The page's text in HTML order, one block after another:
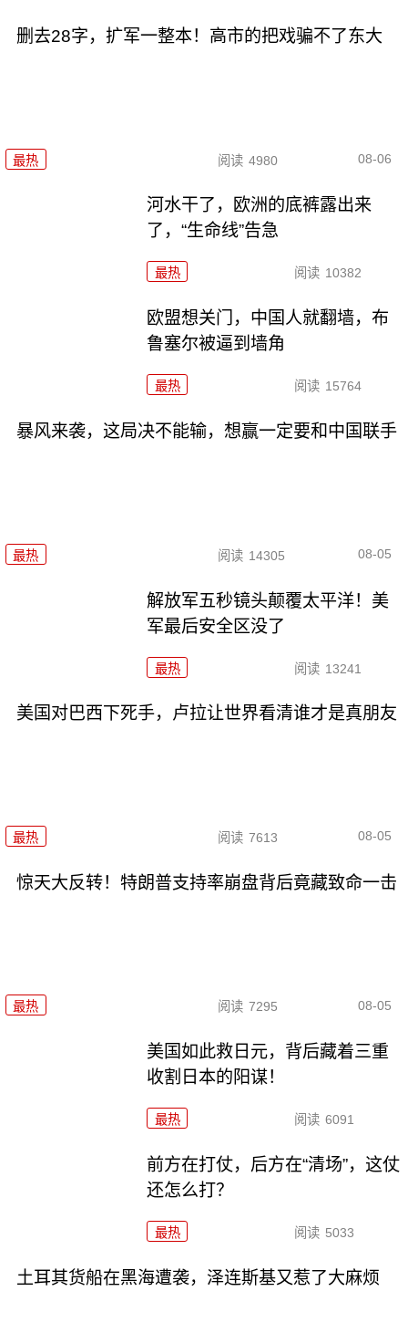
删去28字，扩军一整本！高市的把戏骗不了东大
最热 阅读 4980 08-06
河水干了，欧洲的底裤露出来
了，“生命线”告急
最热 阅读 10382
欧盟想关门，中国人就翻墙，布
鲁塞尔被逼到墙角
最热 阅读 15764
暴风来袭，这局决不能输，想赢一定要和中国联手
最热 阅读 14305 08-05
解放军五秒镜头颠覆太平洋！美
军最后安全区没了
最热 阅读 13241
美国对巴西下死手，卢拉让世界看清谁才是真朋友
最热 阅读 7613 08-05
惊天大反转！特朗普支持率崩盘背后竟藏致命一击
最热 阅读 7295 08-05
美国如此救日元，背后藏着三重
收割日本的阳谋！
最热 阅读 6091
前方在打仗，后方在“清场”，这仗
还怎么打？
最热 阅读 5033
土耳其货船在黑海遭袭，泽连斯基又惹了大麻烦